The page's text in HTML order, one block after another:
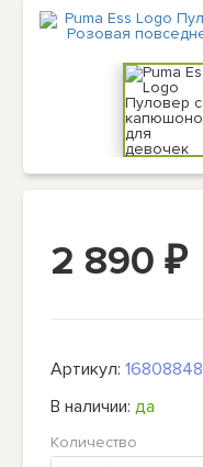
2 890₽
Артикул:16808848
В наличии:да
Количество